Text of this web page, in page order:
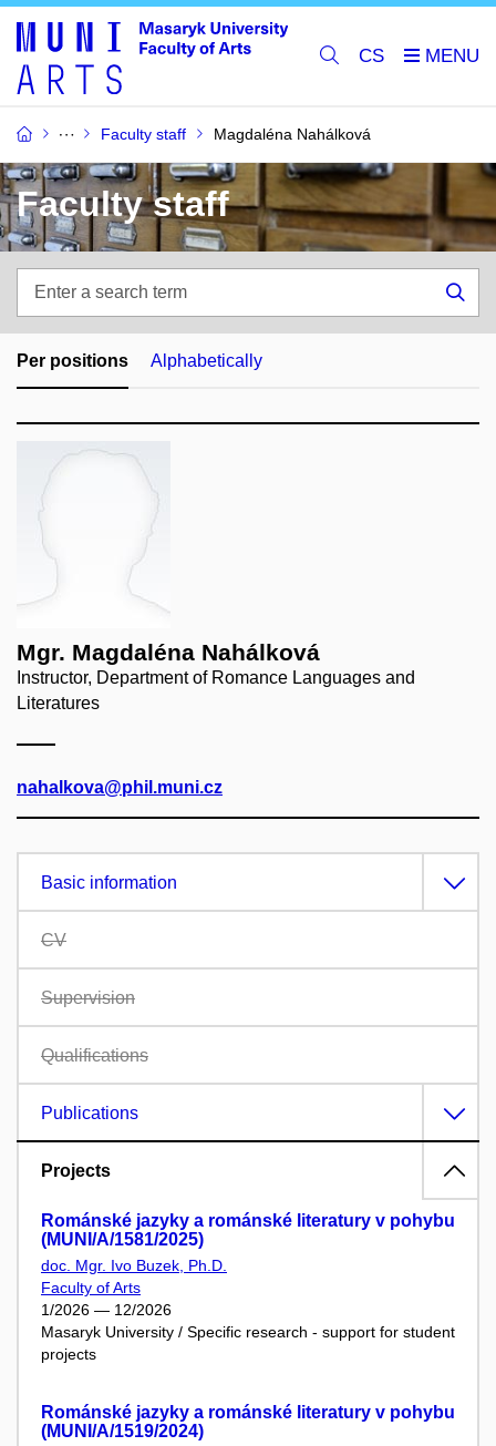
CS
Faculty staff Magdaléna Nahálková
Faculty staff
search
term
Per positions Alphabetically
Mgr. Magdaléna Nahálková
Instructor, Department of Romance Languages and
Literatures
nahalkova@phil.muni.cz
Basic information
CV
Supervision
Qualifications
Publications
Projects
Románské jazyky a románské literatury v pohybu
(MUNI/A/1581/2025)
doc. Mgr. Ivo Buzek, Ph.D.
Faculty of Arts
1/2026 — 12/2026
Masaryk University / Specific research - support for student
projects
Románské jazyky a románské literatury v pohybu
(MUNI/A/1519/2024)